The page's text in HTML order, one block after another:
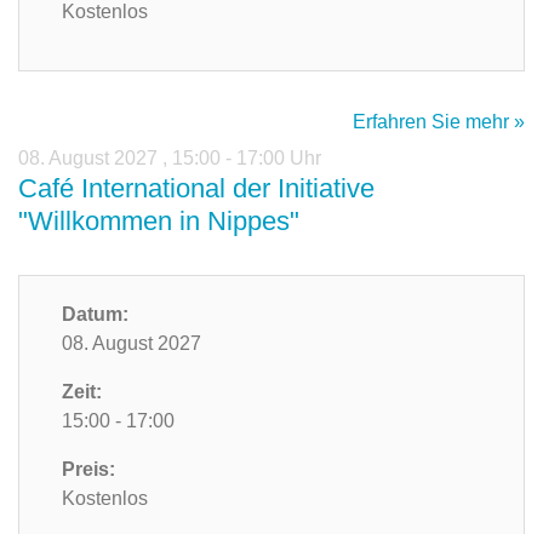
Kostenlos
Erfahren Sie mehr »
08. August 2027 , 15:00 - 17:00 Uhr
Café International der Initiative
"Willkommen in Nippes"
Datum:
08. August 2027
Zeit:
15:00 - 17:00
Preis:
Kostenlos